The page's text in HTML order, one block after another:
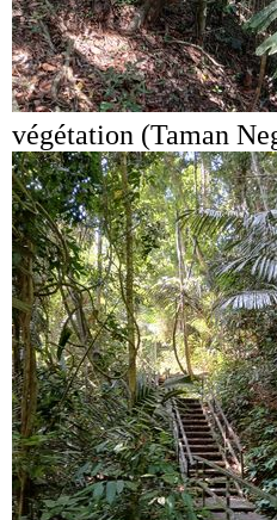
végétation (Taman